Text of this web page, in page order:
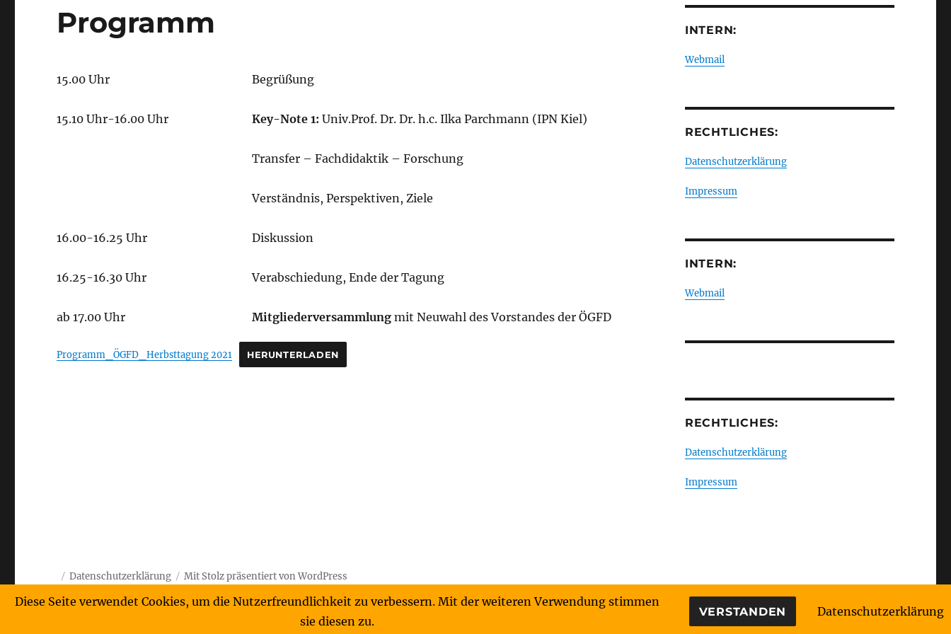
Programm
15.00 Uhr Begrüßung
15.10 Uhr-16.00 Uhr Key-Note 1: Univ.Prof. Dr. Dr. h.c. Ilka Parchmann (IPN Kiel)
Transfer – Fachdidaktik – Forschung
Verständnis, Perspektiven, Ziele
16.00-16.25 Uhr Diskussion
16.25-16.30 Uhr Verabschiedung, Ende der Tagung
ab 17.00 Uhr Mitgliederversammlungmit Neuwahl des Vorstandes der ÖGFD
Programm_ÖGFD_Herbsttagung 2021 HERUNTERLADEN
INTERN:
Webmail
RECHTLICHES:
Datenschutzerklärung
Impressum
INTERN:
Webmail
RECHTLICHES:
Datenschutzerklärung
Impressum
Datenschutzerklärung Mit Stolz präsentiert von WordPress
Diese Seite verwendet Cookies, um die Nutzerfreundlichkeit zu verbessern. Mit der weiteren Verwendung stimmen
sie diesen zu.
VERSTANDEN Datenschutzerklärung